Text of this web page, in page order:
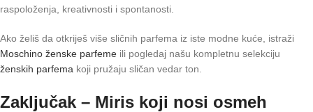
raspoloženja, kreativnosti i spontanosti.
Ako želiš da otkriješ više sličnih parfema iz iste modne kuće, istraži
Moschino ženske parfeme ili pogledaj našu kompletnu selekciju
ženskih parfema koji pružaju sličan vedar ton.
Zaključak – Miris koji nosi osmeh